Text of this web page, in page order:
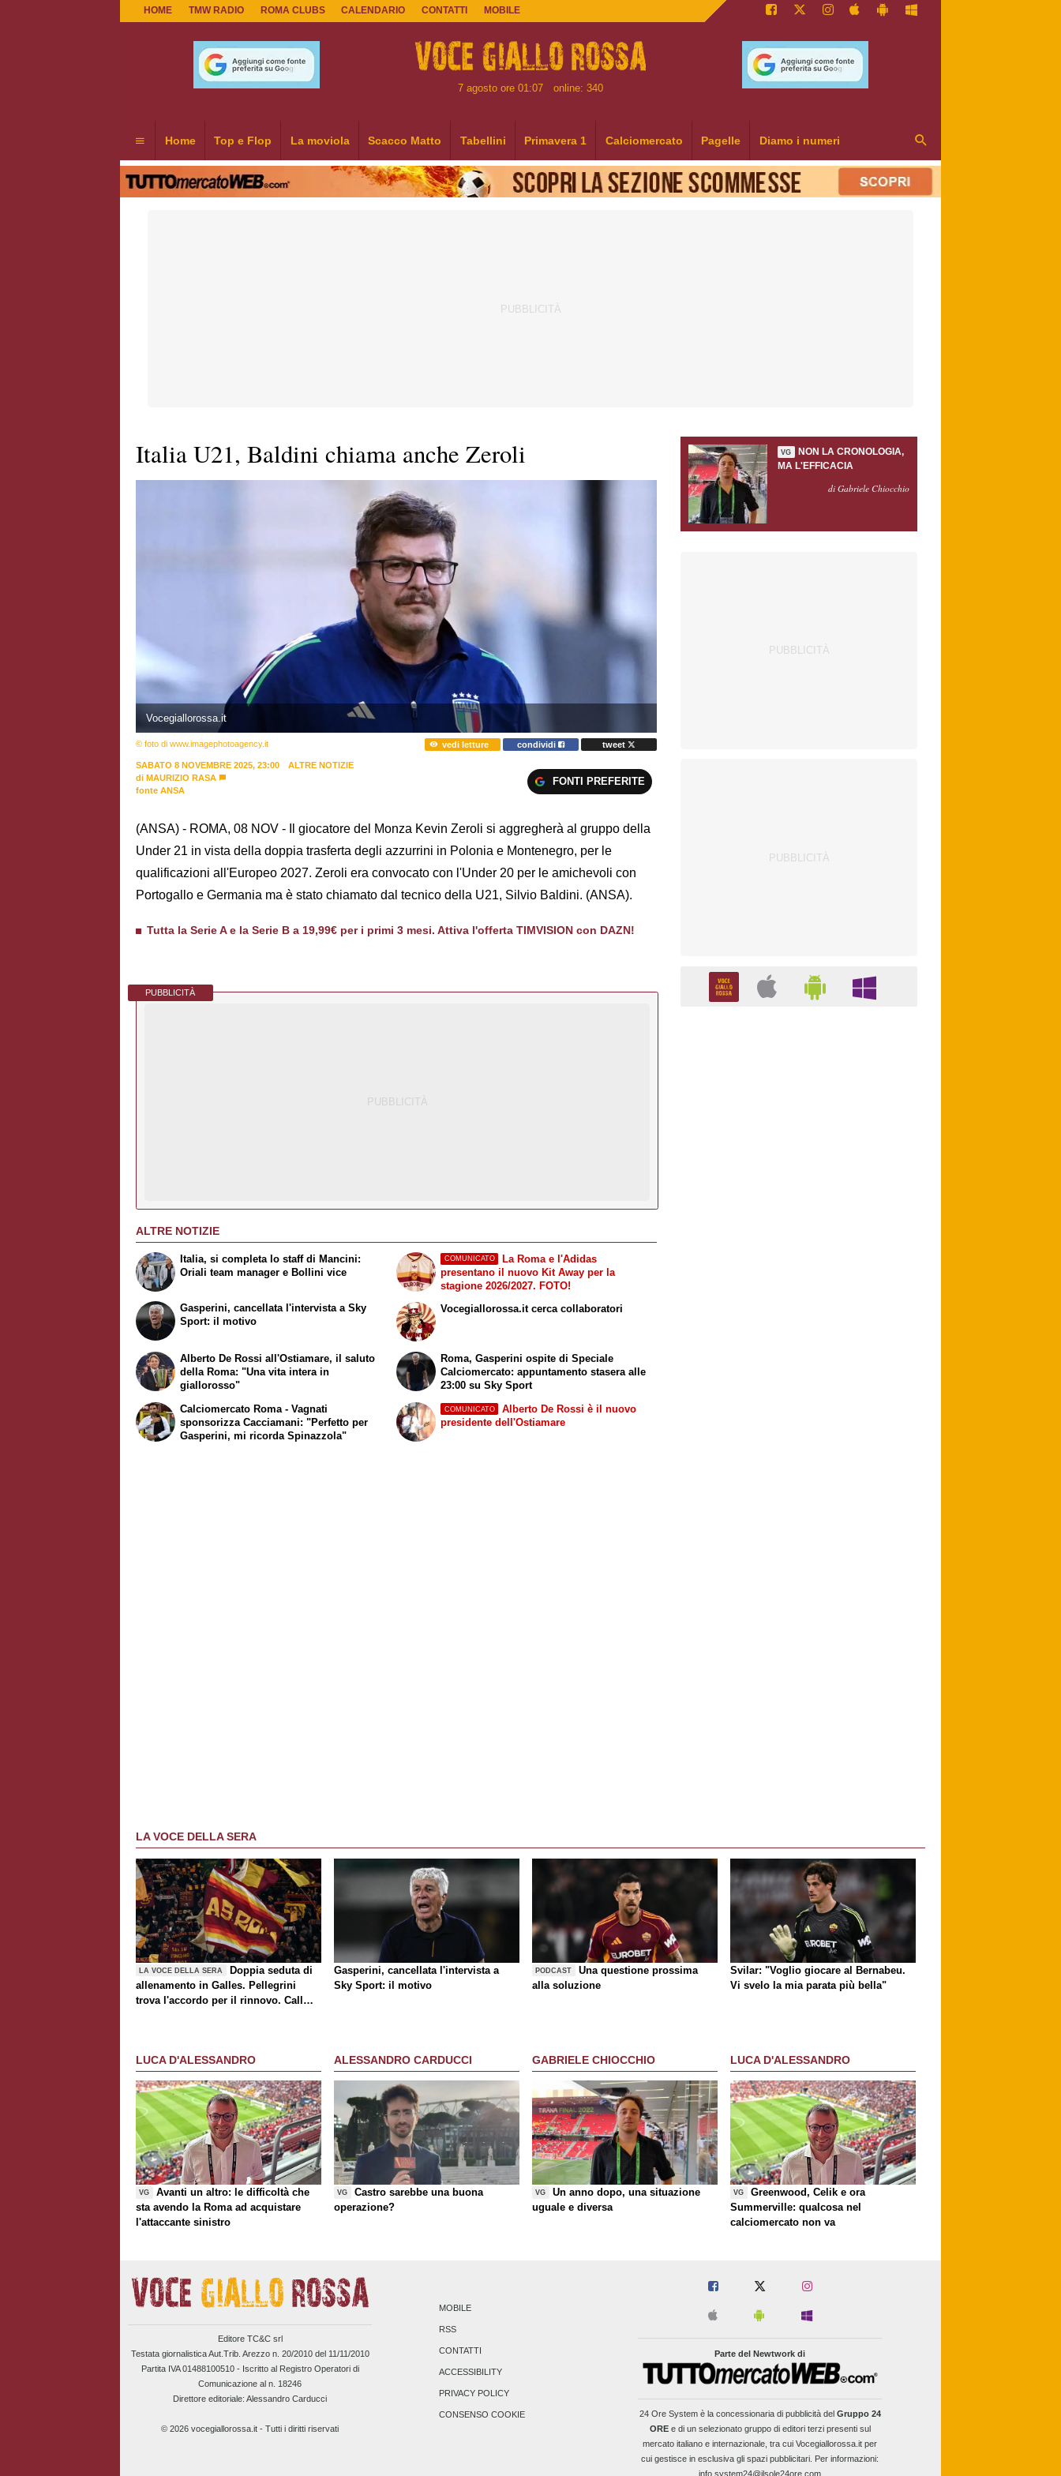
HOME TMW RADIO ROMA CLUBS CALENDARIO CONTATTI MOBILE
7 agosto ore 01:07 online: 340
Home Top e Flop La moviola Scacco Matto Tabellini Primavera 1 Calciomercato Pagelle Diamo i numeri
Italia U21, Baldini chiama anche Zeroli
Vocegiallorossa.it
© foto di www.imagephotoagency.it vedi letture condividi tweet
SABATO 8 NOVEMBRE 2025, 23:00
ALTRE NOTIZIE
di MAURIZIO RASA
fonte ANSA
FONTI PREFERITE
(ANSA) - ROMA, 08 NOV - Il giocatore del Monza Kevin Zeroli si aggregherà al gruppo della
Under 21 in vista della doppia trasferta degli azzurrini in Polonia e Montenegro, per le
qualificazioni all'Europeo 2027. Zeroli era convocato con l'Under 20 per le amichevoli con
Portogallo e Germania ma è stato chiamato dal tecnico della U21, Silvio Baldini. (ANSA).
Tutta la Serie A e la Serie B a 19,99€ per i primi 3 mesi. Attiva l'offerta TIMVISION con DAZN!
PUBBLICITÀ
ALTRE NOTIZIE
Italia, si completa lo staff di Mancini:
Oriali team manager e Bollini vice
Gasperini, cancellata l'intervista a Sky
Sport: il motivo
COMUNICATO
La Roma e l'Adidas
presentano il nuovo Kit Away per la
stagione 2026/2027. FOTO!
Vocegiallorossa.it cerca collaboratori
Alberto De Rossi all'Ostiamare, il saluto
della Roma: "Una vita intera in
giallorosso"
Calciomercato Roma - Vagnati
sponsorizza Cacciamani: "Perfetto per
Gasperini, mi ricorda Spinazzola"
Roma, Gasperini ospite diSpeciale
Calciomercato: appuntamento stasera alle
23:00 suSky Sport
COMUNICATO
Alberto De Rossi è il nuovo
presidente dell'Ostiamare
VG
NON LA CRONOLOGIA,
MA L'EFFICACIA
di Gabriele Chiocchio
LA VOCE DELLA SERA
LA VOCE DELLA SERA
Doppia seduta di
allenamento in Galles. Pellegrini
trova l'accordo per il rinnovo. Call
Gasperini, cancellata l'intervista a
Sky Sport: il motivo
PODCAST
Una questione prossima
alla soluzione
Svilar: "Voglio giocare al Bernabeu.
Vi svelo la mia parata più bella"
LUCA D'ALESSANDRO
VG
Avanti un altro: le difficoltà che
sta avendo la Roma ad acquistare
l'attaccante sinistro
ALESSANDRO CARDUCCI
VG
Castro sarebbe una buona
operazione?
GABRIELE CHIOCCHIO
VG
Un anno dopo, una situazione
uguale e diversa
LUCA D'ALESSANDRO
VG
Greenwood, Celik e ora
Summerville: qualcosa nel
calciomercato non va
Editore TC&C srl
Testata giornalistica Aut.Trib. Arezzo n. 20/2010 del 11/11/2010
Partita IVA 01488100510 - Iscritto al Registro Operatori di
Comunicazione al n. 18246
Direttore editoriale: Alessandro Carducci
© 2026 vocegiallorossa.it - Tutti i diritti riservati
MOBILE
RSS
CONTATTI
ACCESSIBILITY
PRIVACY POLICY
CONSENSO COOKIE
Parte del Newtwork di
24 Ore Systemè la concessionaria di pubblicità del Gruppo 24
OREe di un selezionato gruppo di editori terzi presenti sul
mercato italiano e internazionale, tra cui Vocegiallorossa.it per
cui gestisce in esclusiva gli spazi pubblicitari. Per informazioni:
info.system24@ilsole24ore.com